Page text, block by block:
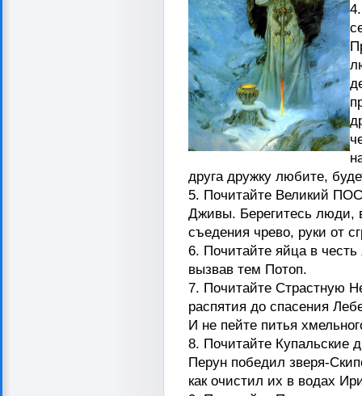
друга дружку любите,
5. Почитайте Великий
Дживы. Берегитесь люди,
съедения чрево, руки от
6. Почитайте яйца в
вызвав тем Потоп.
7. Почитайте Страстную
распятия до спасения
И не пейте питья
8. Почитайте Купальские
Перун победил зверя-
как очистил их в водах